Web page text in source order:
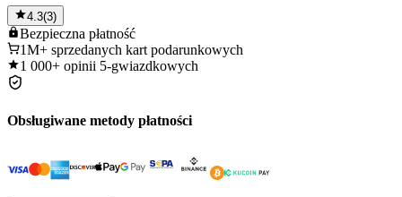
4.3(3)
Bezpieczna płatność
1M+ sprzedanych kart podarunkowych
1 000+ opinii 5-gwiazdkowych
Obsługiwane metody płatności